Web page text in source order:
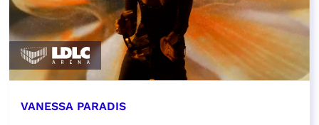
VANESSA PARADIS